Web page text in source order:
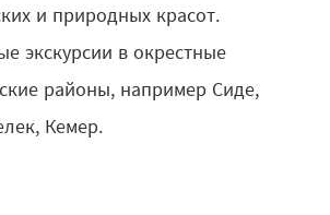
и природных красот.
экскурсии в окрестные
районы, например Сиде,
Кемер.